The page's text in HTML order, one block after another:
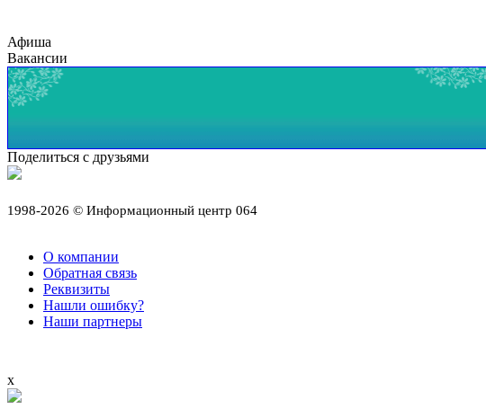
Афиша
Вакансии
Поделиться с друзьями
1998-2026 © Информационный центр 064
О компании
Обратная связь
Реквизиты
Нашли ошибку?
Наши партнеры
x